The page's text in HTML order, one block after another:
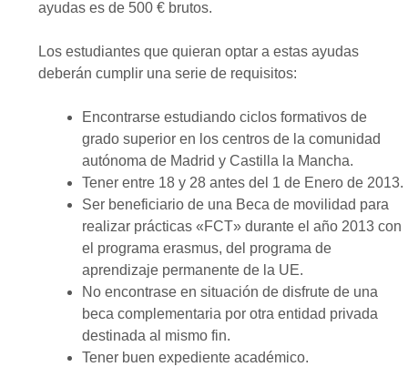
ayudas es de 500 € brutos.
Los estudiantes que quieran optar a estas ayudas
deberán cumplir una serie de requisitos:
Encontrarse estudiando ciclos formativos de
grado superior en los centros de la comunidad
autónoma de Madrid y Castilla la Mancha.
Tener entre 18 y 28 antes del 1 de Enero de 2013.
Ser beneficiario de una Beca de movilidad para
realizar prácticas «FCT» durante el año 2013 con
el programa erasmus, del programa de
aprendizaje permanente de la UE.
No encontrase en situación de disfrute de una
beca complementaria por otra entidad privada
destinada al mismo fin.
Tener buen expediente académico.